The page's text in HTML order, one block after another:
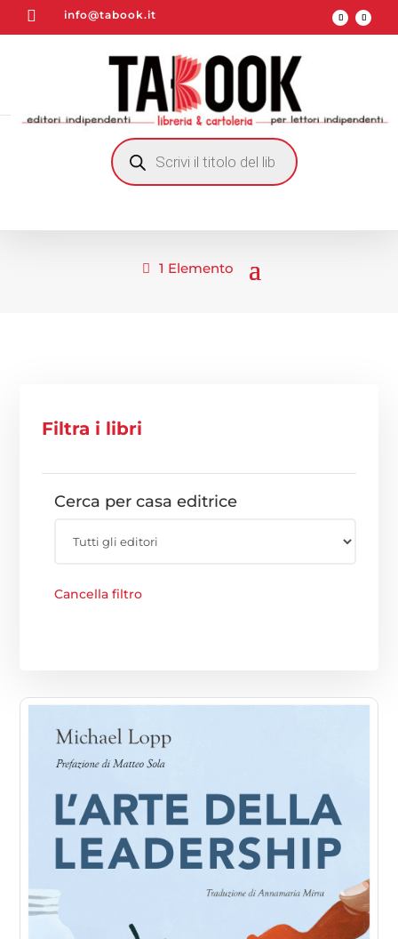
 info@tabook.it
RICERCA
PRODOTTI
1 Elemento
Filtra i libri
Cerca per casa editrice
Cancella filtro